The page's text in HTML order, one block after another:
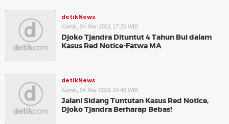
detikNews
Kamis, 04 Mar 2021 17:26 WIB
Djoko Tjandra Dituntut 4 Tahun Bui dalam
Kasus Red Notice-Fatwa MA
detikNews
Kamis, 04 Mar 2021 14:49 WIB
Jalani Sidang Tuntutan Kasus Red Notice,
Djoko Tjandra Berharap Bebas!